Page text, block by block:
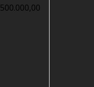
500.000,00